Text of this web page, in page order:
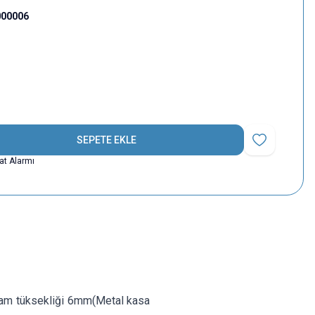
SEPETE EKLE
Favoriye Ekle
Alarmı
tüksekliği 6mm(Metal kasa